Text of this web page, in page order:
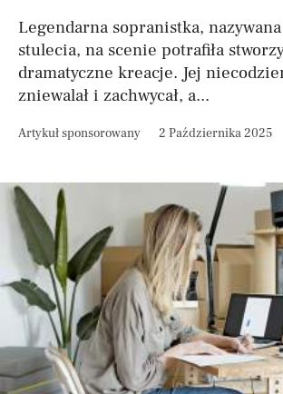
Legendarna sopranistka,
stulecia, na scenie potrafiła
dramatyczne kreacje. Jej
zniewalał i zachwycał, a...
Artykuł sponsorowany 2 Października 2025